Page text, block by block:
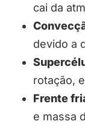
cai da
devido a
rotação,
Frente
e massa